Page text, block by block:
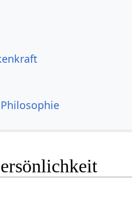
Philosophie